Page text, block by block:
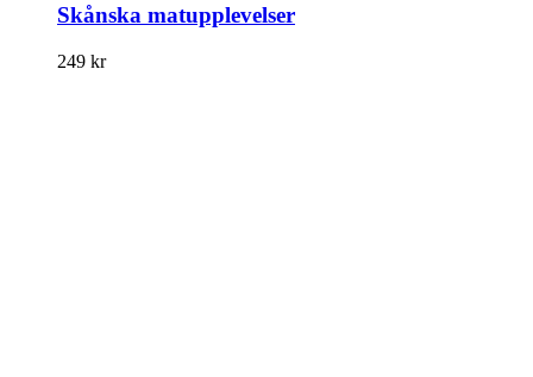
Skånska matupplevelser
249 kr